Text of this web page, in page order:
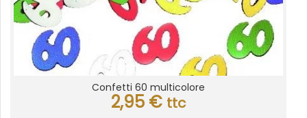
Confetti 60 multicolore
2,95 € ttc